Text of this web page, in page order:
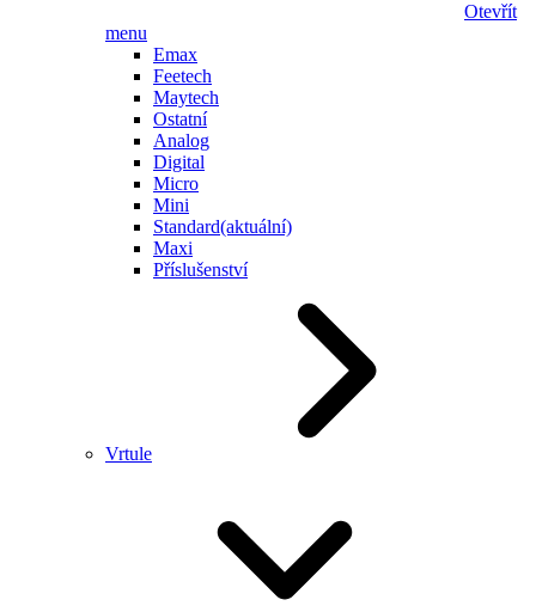
Otevřít
menu
Emax
Feetech
Maytech
Ostatní
Analog
Digital
Micro
Mini
Standard(aktuální)
Maxi
Příslušenství
Vrtule